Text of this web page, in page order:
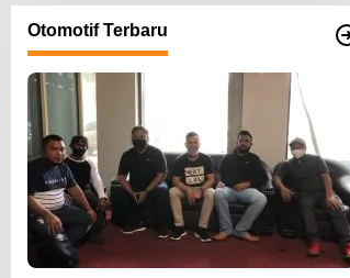
Otomotif Terbaru